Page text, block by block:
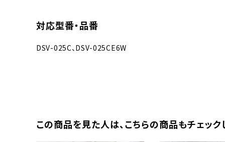
対応型番・品番
DSV-025C、DSV-025CE6W
この商品を⾒た⼈は、こちらの商品もチェック